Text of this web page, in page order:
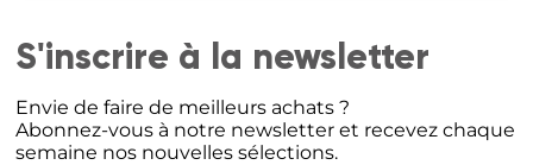
S'inscrire à la newsletter
Envie de faire de meilleurs achats ?
Abonnez-vous à notre newsletter et recevez chaque
semaine nos nouvelles sélections.